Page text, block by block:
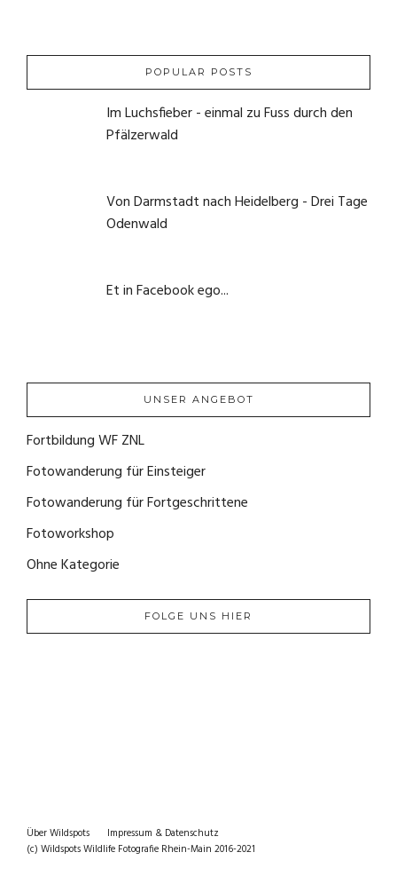
POPULAR POSTS
Im Luchsfieber - einmal zu Fuss durch den
Pfälzerwald
Von Darmstadt nach Heidelberg - Drei Tage
Odenwald
Et in Facebook ego...
UNSER ANGEBOT
Fortbildung WF ZNL
Fotowanderung für Einsteiger
Fotowanderung für Fortgeschrittene
Fotoworkshop
Ohne Kategorie
FOLGE UNS HIER
Über Wildspots
Impressum & Datenschutz
(c) Wildspots Wildlife Fotografie Rhein-Main 2016-2021